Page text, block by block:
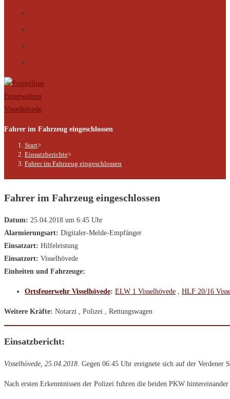
Fahrer im Fahrzeug eingeschlossen
Start>
Einsatzberichte>
Fahrer im Fahrzeug eingeschlossen
Fahrer im Fahrzeug eingeschlossen
Datum: 25.04.2018 um 6:45 Uhr
Alarmierungsart: Digitaler-Melde-Empfänger
Einsatzart: Hilfeleistung
Einsatzort: Visselhövede
Einheiten und Fahrzeuge:
Ortsfeuerwehr Visselhövede: ELW 1 Visselhövede HLF 20/16
Weitere Kräfte: Notarzt , Polizei , Rettungswagen
Einsatzbericht:
Visselhövede, 25.04.2018 . Gegen 06:45 Uhr ereignete sich auf der
Nach ersten Erkenntnissen der Polizei fuhren die beiden PKW